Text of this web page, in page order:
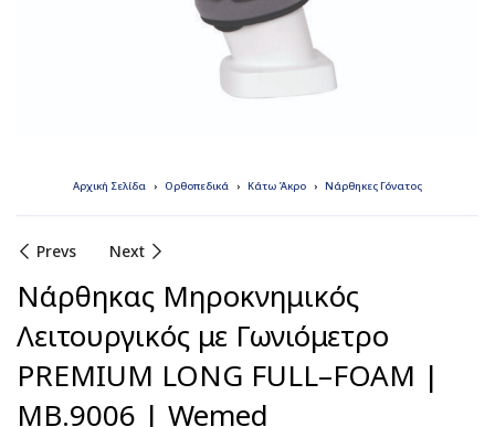
Αρχική Σελίδα Ορθοπεδικά Κάτω Άκρο Νάρθηκες Γόνατος
Prevs Next
Νάρθηκας Μηροκνημικός
Λειτουργικός με Γωνιόμετρο
PREMIUM LONG FULL–FOAM |
MB.9006 | Wemed